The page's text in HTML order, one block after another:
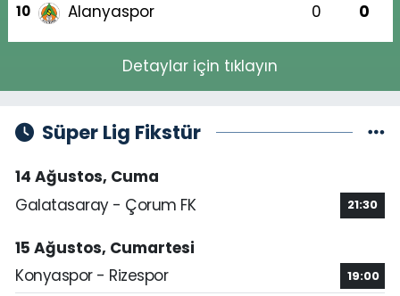
10 Alanyaspor 0 0
Detaylar için tıklayın
Süper Lig Fikstür
14 Ağustos, Cuma
Galatasaray - Çorum FK
21:30
15 Ağustos, Cumartesi
Konyaspor - Rizespor
19:00